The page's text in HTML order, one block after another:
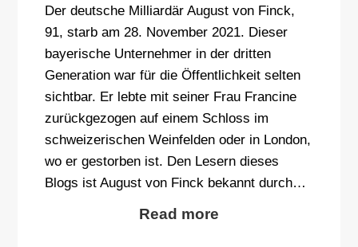
Der deutsche Milliardär August von Finck,
91, starb am 28. November 2021. Dieser
bayerische Unternehmer in der dritten
Generation war für die Öffentlichkeit selten
sichtbar. Er lebte mit seiner Frau Francine
zurückgezogen auf einem Schloss im
schweizerischen Weinfelden oder in London,
wo er gestorben ist. Den Lesern dieses
Blogs ist August von Finck bekannt durch…
Read more